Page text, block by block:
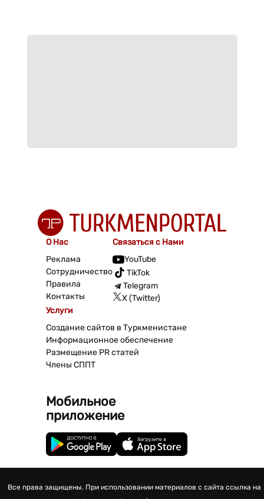
О Нас
Реклама
Сотрудничество
Правила
Контакты
Связаться с Нами
YouTube
TikTok
Telegram
X (Twitter)
Услуги
Создание сайтов в Туркменистане
Информационное обеспечение
Размещение PR статей
Члены СППТ
Мобильное
приложение
Все права защищены. При использовании материалов с сайта ссылка на